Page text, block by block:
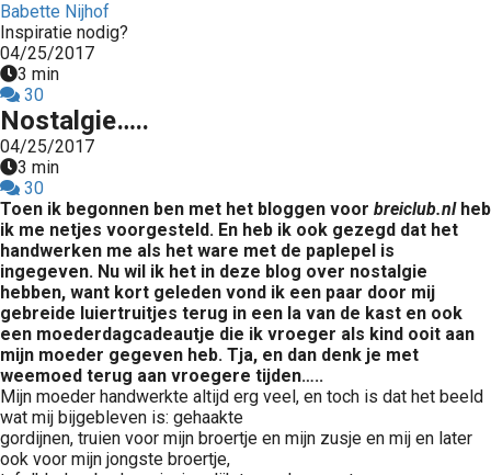
Babette Nijhof
Inspiratie nodig?
04/25/2017
3 min
30
Nostalgie…..
04/25/2017
3 min
30
Toen ik begonnen ben met het bloggen voor breiclub.nlheb
ik me netjes voorgesteld. En heb ik ook gezegd dat het
handwerken me als het ware met de paplepel is
ingegeven. Nu wil ik het in deze blog over nostalgie
hebben, want kort geleden vond ik een paar door mij
gebreide luiertruitjes terug in een la van de kast en ook
een moederdagcadeautje die ik vroeger als kind ooit aan
mijn moeder gegeven heb. Tja, en dan denk je met
weemoed terug aan vroegere tijden…..
Mijn moeder handwerkte altijd erg veel, en toch is dat het beeld
wat mij bijgebleven is: gehaakte
gordijnen, truien voor mijn broertje en mijn zusje en mij en later
ook voor mijn jongste broertje,